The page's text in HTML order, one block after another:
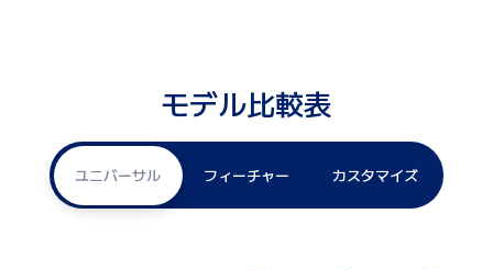
モデル比較表
ユニバーサル フィーチャー カスタマイズ